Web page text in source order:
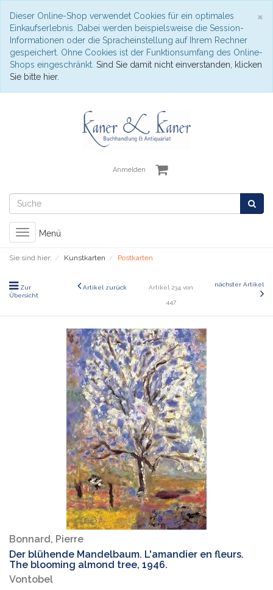
×
Dieser Online-Shop verwendet Cookies für ein optimales
Einkaufserlebnis. Dabei werden beispielsweise die Session-
Informationen oder die Spracheinstellung auf Ihrem Rechner
gespeichert. Ohne Cookies ist der Funktionsumfang des Online-
Shops eingeschränkt. Sind Sie damit nicht einverstanden, klicken
Sie bitte hier.
Anmelden
Toggle
navigation
Menü
Sie sind hier: Kunstkarten Postkarten
Zur
Übersicht
Artikel zurück Artikel 234 von
447
nächster Artikel
Bonnard, Pierre
Der blühende Mandelbaum. L'amandier en fleurs.
The blooming almond tree, 1946.
Vontobel